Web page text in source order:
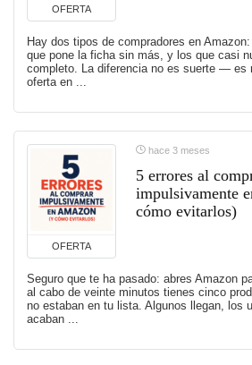
OFERTA
Hay dos tipos de compradores en
que pone la ficha sin más, y los que casi
completo. La diferencia no es suerte — es
oferta en ...
OFERTA
hace 3 meses
5 errores al
impulsivamente
cómo evitarlos)
Seguro que te ha pasado: abres Amazon
al cabo de veinte minutos tienes cinco
no estaban en tu lista. Algunos llegan, los
acaban ...